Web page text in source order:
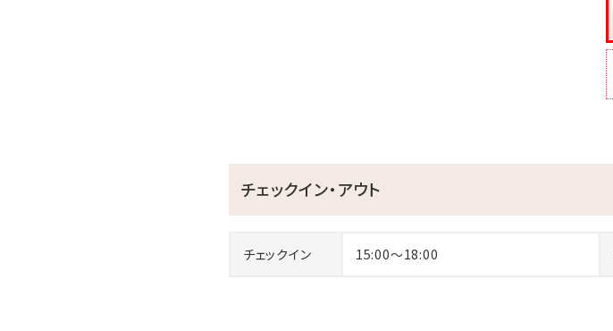
チェックイン・アウト
チェックイン 15:00～18:00